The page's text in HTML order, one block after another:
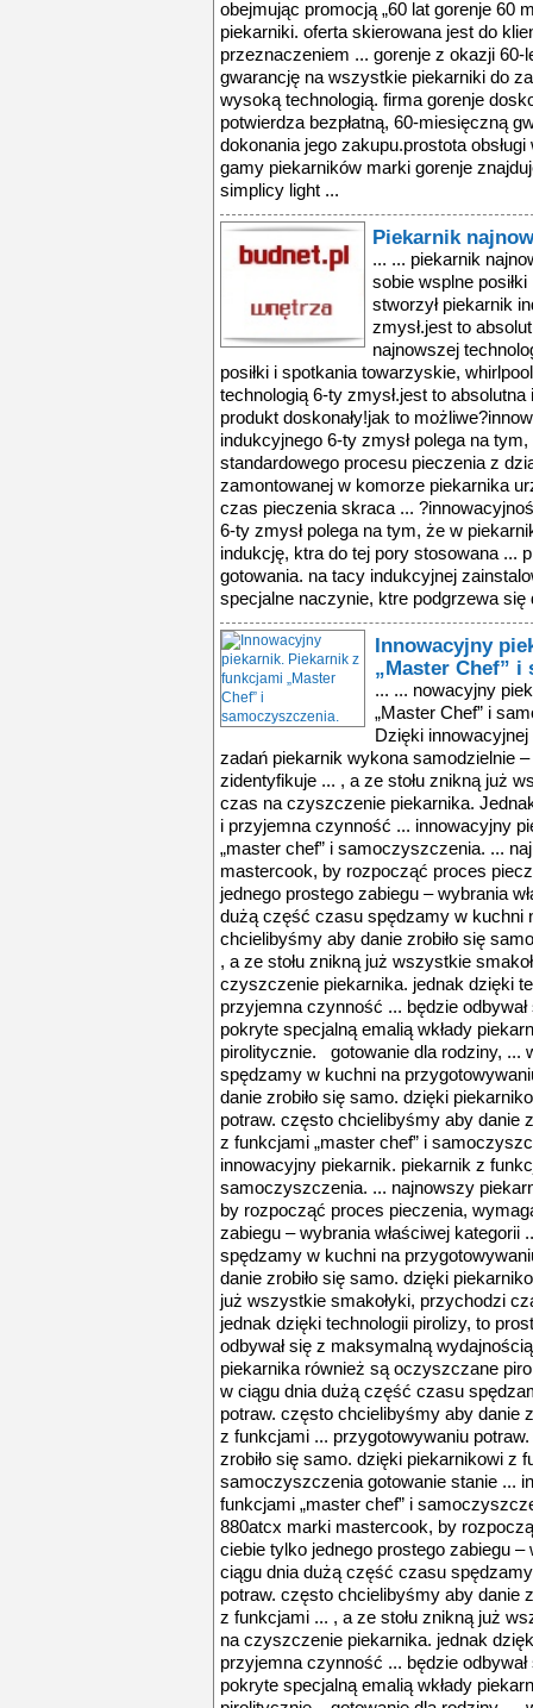
Piekarnik
... ... piekarnik
sobie wsplne
stworzył piekarnik
zmysł.jest to
najnowszej
posiłki i spotkania towarzyskie,
technologią 6-ty zmysł.jest to
produkt doskonały!jak to
indukcyjnego 6-ty zmysł polega na
standardowego procesu pieczenia z
zamontowanej w komorze piekarnika
czas pieczenia skraca ...
6-ty zmysł polega na tym, że w
indukcję, ktra do tej pory stosowana ...
gotowania. na tacy indukcyjnej
specjalne naczynie, ktre podgrzewa się
Innowacyjny
„Master Chef” i
... ... nowacyjny piekarnik. Piekarnik z funkcjami „Master Chef” i samoczyszczenia. ... przycisku „start”. Dzięki innowacyjnej funkcji „Master Chef” całą resztę zadań piekarnik wykona samodzielnie – automatycznie zważy danie i zidentyfikuje ... , a ze stołu znikną już wszystkie smakołyki, przychodzi czas na czyszczenie piekarnika. Jednak dzięki technologii pirolizy, to prosta i przyjemna czynność ... innowacyjny piekarnik. piekarnik z funkcjami „master chef” i samoczyszczenia. ... najnowszy piekarnik mf-880atcx marki mastercook, by rozpocząć proces pieczenia, wymaga od ciebie tylko jednego prostego zabiegu – wybrania właściwej kategorii ... w ciągu dnia dużą część czasu spędzamy w kuchni na przygotowywaniu potraw. często chcielibyśmy aby danie zrobiło się samo. dzięki piekarnikowi z funkcjami ... , a ze stołu znikną już wszystkie smakołyki, przychodzi czas na czyszczenie piekarnika. jednak dzięki technologii pirolizy, to prosta i przyjemna czynność ... będzie odbywał się z maksymalną wydajnością. pokryte specjalną emalią wkłady piekarnika również są oczyszczane pirolitycznie. gotowanie dla rodziny, ... w ciągu dnia dużą część czasu spędzamy w kuchni na przygotowywaniu potraw. często chcielibyśmy aby danie zrobiło się samo. dzięki piekarnikowi z funkcjami ... przygotowywaniu potraw. często chcielibyśmy aby danie zrobiło się samo. dzięki piekarnikowi z funkcjami „master chef” i samoczyszczenia gotowanie stanie ... innowacyjny piekarnik. piekarnik z funkcjami „master chef” i samoczyszczenia. ... najnowszy piekarnik mf-880atcx marki mastercook, by rozpocząć proces pieczenia, wymaga od ciebie tylko jednego prostego zabiegu – wybrania właściwej kategorii ... w ciągu dnia dużą część czasu spędzamy w kuchni na przygotowywaniu potraw. często chcielibyśmy aby danie zrobiło się samo. dzięki piekarnikowi z funkcjami ... , a ze stołu znikną już wszystkie smakołyki, przychodzi czas na czyszczenie piekarnika. jednak dzięki technologii pirolizy, to prosta i przyjemna czynność ... będzie odbywał się z maksymalną wydajnością. pokryte specjalną emalią wkłady piekarnika również są oczyszczane pirolitycznie. gotowanie dla rodziny, ... w ciągu dnia dużą część czasu spędzamy w kuchni na przygotowywaniu potraw. często chcielibyśmy aby danie zrobiło się samo. dzięki piekarnikowi z funkcjami ... przygotowywaniu potraw. często chcielibyśmy aby danie zrobiło się samo. dzięki piekarnikowi z funkcjami „master chef” i samoczyszczenia gotowanie stanie ... innowacyjny piekarnik. piekarnik z funkcjami „master chef” i samoczyszczenia. ... najnowszy piekarnik mf-880atcx marki mastercook, by rozpocząć proces pieczenia, wymaga od ciebie tylko jednego prostego zabiegu – wybrania właściwej kategorii ... w ciągu dnia dużą część czasu spędzamy w kuchni na przygotowywaniu potraw. często chcielibyśmy aby danie zrobiło się samo. dzięki piekarnikowi z funkcjami ... , a ze stołu znikną już wszystkie smakołyki, przychodzi czas na czyszczenie piekarnika. jednak dzięki technologii pirolizy, to prosta i przyjemna czynność ... będzie odbywał się z maksymalną wydajnością. pokryte specjalną emalią wkłady piekarnika również są oczyszczane pirolitycznie. gotowanie dla rodziny, ... w ciągu dnia dużą część czasu spędzamy w kuchni na przygotowywaniu potraw. często chcielibyśmy aby danie zrobiło się samo. dzięki piekarnikowi z funkcjami ... przygotowywaniu potraw. często chcielibyśmy aby danie zrobiło się samo. dzięki piekarnikowi z funkcjami „master chef” i samoczyszczenia gotowanie stanie ... innowacyjny piekarnik. piekarnik z funkcjami „master chef” i samoczyszczenia. ... najnowszy piekarnik mf-880atcx marki mastercook, by rozpocząć proces pieczenia, wymaga od ciebie tylko jednego prostego zabiegu – wybrania właściwej kategorii ... w ciągu dnia dużą część czasu spędzamy w kuchni na przygotowywaniu potraw. często chcielibyśmy aby danie zrobiło się samo. dzięki piekarnikowi z funkcjami ... , a ze stołu znikną już wszystkie smakołyki, przychodzi czas na czyszczenie piekarnika. jednak dzięki technologii pirolizy, to prosta i przyjemna czynność